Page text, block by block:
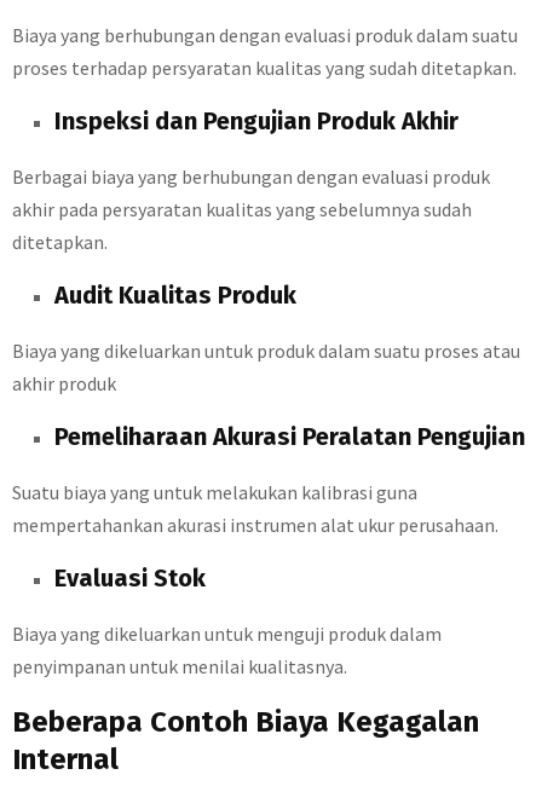
Biaya yang berhubungan dengan evaluasi produk dalam suatu
proses terhadap persyaratan kualitas yang sudah ditetapkan.
Inspeksi dan Pengujian Produk Akhir
Berbagai biaya yang berhubungan dengan evaluasi produk
akhir pada persyaratan kualitas yang sebelumnya sudah
ditetapkan.
Audit Kualitas Produk
Biaya yang dikeluarkan untuk produk dalam suatu proses atau
akhir produk
Pemeliharaan Akurasi Peralatan Pengujian
Suatu biaya yang untuk melakukan kalibrasi guna
mempertahankan akurasi instrumen alat ukur perusahaan.
Evaluasi Stok
Biaya yang dikeluarkan untuk menguji produk dalam
penyimpanan untuk menilai kualitasnya.
Beberapa Contoh Biaya Kegagalan
Internal